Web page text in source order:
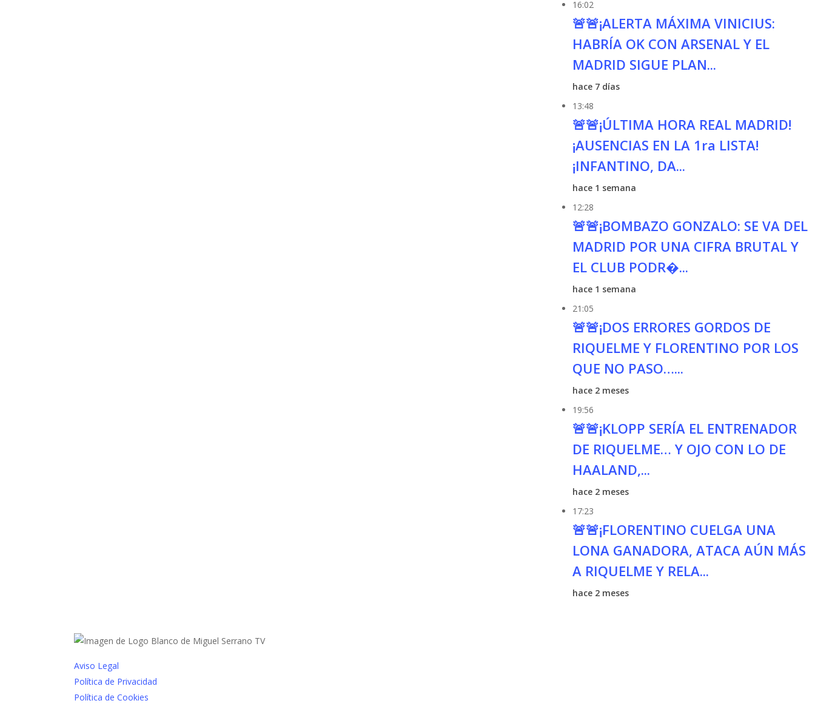
16:02
🚨🚨¡ALERTA MÁXIMA VINICIUS:
HABRÍA OK CON ARSENAL Y EL
MADRID SIGUE PLAN...
hace 7 días
13:48
🚨🚨¡ÚLTIMA HORA REAL MADRID!
¡AUSENCIAS EN LA 1ra LISTA!
¡INFANTINO, DA...
hace 1 semana
12:28
🚨🚨¡BOMBAZO GONZALO: SE VA DEL
MADRID POR UNA CIFRA BRUTAL Y
EL CLUB PODR�...
hace 1 semana
21:05
🚨🚨¡DOS ERRORES GORDOS DE
RIQUELME Y FLORENTINO POR LOS
QUE NO PASO…...
hace 2 meses
19:56
🚨🚨¡KLOPP SERÍA EL ENTRENADOR
DE RIQUELME… Y OJO CON LO DE
HAALAND,...
hace 2 meses
17:23
🚨🚨¡FLORENTINO CUELGA UNA
LONA GANADORA, ATACA AÚN MÁS
A RIQUELME Y RELA...
hace 2 meses
Aviso Legal
Política de Privacidad
Política de Cookies